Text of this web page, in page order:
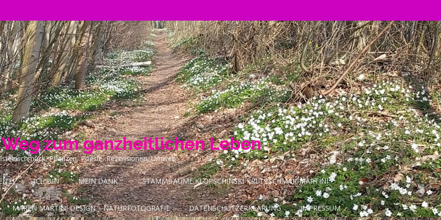
zum ganzheitlichen Leben
Pflanzen, Poesie, Rezensionen, Umwelt
ICH BIN MEIN DANK… STAMMBÄUME KLOPSCHINSKI-KRETZSCHMAR-MARTINI
MAREN MARTINI DESIGN – NATURFOTOGRAFIE DATENSCHUTZERKLÄRUNG IMPRESSUM